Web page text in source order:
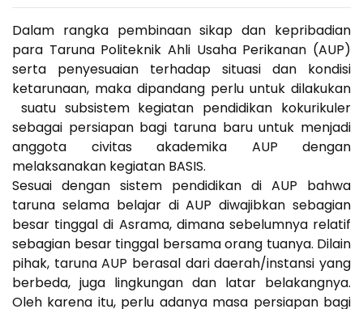
Dalam rangka pembinaan sikap dan kepribadian
para Taruna Politeknik Ahli Usaha Perikanan (AUP)
serta penyesuaian terhadap situasi dan kondisi
ketarunaan, maka dipandang perlu untuk dilakukan
suatu subsistem kegiatan pendidikan kokurikuler
sebagai persiapan bagi taruna baru untuk menjadi
anggota civitas akademika AUP dengan
melaksanakan kegiatan BASIS.
Sesuai dengan sistem pendidikan di AUP bahwa
taruna selama belajar di AUP diwajibkan sebagian
besar tinggal di Asrama, dimana sebelumnya relatif
sebagian besar tinggal bersama orang tuanya. Dilain
pihak, taruna AUP berasal dari daerah/instansi yang
berbeda, juga lingkungan dan latar belakangnya.
Oleh karena itu, perlu adanya masa persiapan bagi